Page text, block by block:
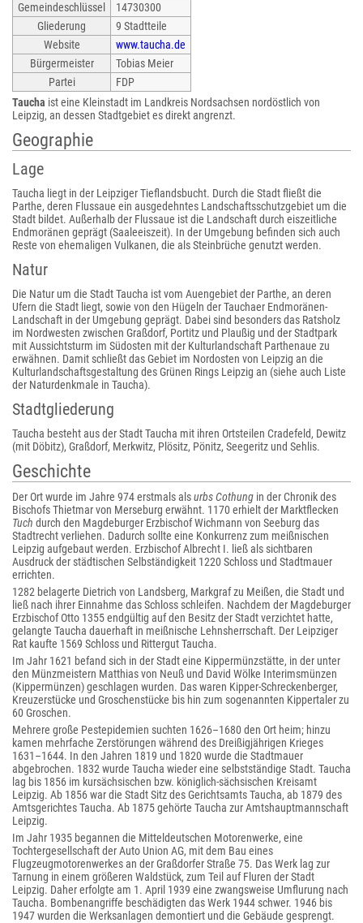
Gemeindeschlüssel
14730300
Gliederung
9 Stadtteile
Website
www.taucha.de
Bürgermeister
Tobias Meier
Partei
FDP
Taucha ist eine Kleinstadt im Landkreis Nordsachsen nordöstlich von
Leipzig, an dessen Stadtgebiet es direkt angrenzt.
Geographie
Lage
Taucha liegt in der Leipziger Tieflandsbucht. Durch die Stadt fließt die
Parthe, deren Flussaue ein ausgedehntes Landschaftsschutzgebiet um die
Stadt bildet. Außerhalb der Flussaue ist die Landschaft durch eiszeitliche
Endmoränen geprägt (Saaleeiszeit). In der Umgebung befinden sich auch
Reste von ehemaligen Vulkanen, die als Steinbrüche genutzt werden.
Natur
Die Natur um die Stadt Taucha ist vom Auengebiet der Parthe, an deren
Ufern die Stadt liegt, sowie von den Hügeln der Tauchaer Endmoränen-
Landschaft in der Umgebung geprägt. Dabei sind besonders das Ratsholz
im Nordwesten zwischen Graßdorf, Portitz und Plaußig und der Stadtpark
mit Aussichtsturm im Südosten mit der Kulturlandschaft Parthenaue zu
erwähnen. Damit schließt das Gebiet im Nordosten von Leipzig an die
Kulturlandschaftsgestaltung des Grünen Rings Leipzig an (siehe auch Liste
der Naturdenkmale in Taucha).
Stadtgliederung
Taucha besteht aus der Stadt Taucha mit ihren Ortsteilen Cradefeld, Dewitz
(mit Döbitz), Graßdorf, Merkwitz, Plösitz, Pönitz, Seegeritz und Sehlis.
Geschichte
Der Ort wurde im Jahre 974 erstmals alsurbs Cothung in der Chronik des
Bischofs Thietmar von Merseburg erwähnt. 1170 erhielt der Marktflecken
Tuch durch den Magdeburger Erzbischof Wichmann von Seeburg das
Stadtrecht verliehen. Dadurch sollte eine Konkurrenz zum meißnischen
Leipzig aufgebaut werden. Erzbischof Albrecht I. ließ als sichtbaren
Ausdruck der städtischen Selbständigkeit 1220 Schloss und Stadtmauer
errichten.
1282 belagerte Dietrich von Landsberg, Markgraf zu Meißen, die Stadt und
ließ nach ihrer Einnahme das Schloss schleifen. Nachdem der Magdeburger
Erzbischof Otto 1355 endgültig auf den Besitz der Stadt verzichtet hatte,
gelangte Taucha dauerhaft in meißnische Lehnsherrschaft. Der Leipziger
Rat kaufte 1569 Schloss und Rittergut Taucha.
Im Jahr 1621 befand sich in der Stadt eine Kippermünzstätte, in der unter
den Münzmeistern Matthias von Neuß und David Wölke Interimsmünzen
(Kippermünzen) geschlagen wurden. Das waren Kipper-Schreckenberger,
Kreuzerstücke und Groschenstücke bis hin zum sogenannten Kippertaler zu
60 Groschen.
Mehrere große Pestepidemien suchten 1626–1680 den Ort heim; hinzu
kamen mehrfache Zerstörungen während des Dreißigjährigen Krieges
1631–1644. In den Jahren 1819 und 1820 wurde die Stadtmauer
abgebrochen. 1832 wurde Taucha wieder eine selbstständige Stadt. Taucha
lag bis 1856 im kursächsischen bzw. königlich-sächsischen Kreisamt
Leipzig. Ab 1856 war die Stadt Sitz des Gerichtsamts Taucha, ab 1879 des
Amtsgerichtes Taucha. Ab 1875 gehörte Taucha zur Amtshauptmannschaft
Leipzig.
Im Jahr 1935 begannen die Mitteldeutschen Motorenwerke, eine
Tochtergesellschaft der Auto Union AG, mit dem Bau eines
Flugzeugmotorenwerkes an der Graßdorfer Straße 75. Das Werk lag zur
Tarnung in einem größeren Waldstück, zum Teil auf Fluren der Stadt
Leipzig. Daher erfolgte am 1. April 1939 eine zwangsweise Umflurung nach
Taucha. Bombenangriffe beschädigten das Werk 1944 schwer. 1946 bis
1947 wurden die Werksanlagen demontiert und die Gebäude gesprengt.